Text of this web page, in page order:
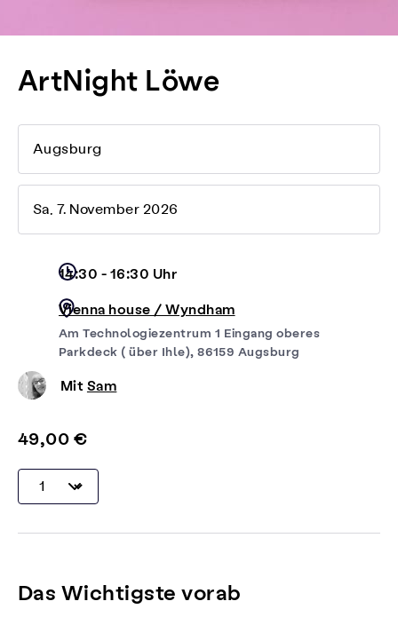
ArtNight Löwe
Augsburg
Sa, 7. November 2026
14:30 - 16:30 Uhr
Vienna house / Wyndham
Am Technologiezentrum 1 Eingang oberes
Parkdeck ( über Ihle), 86159 Augsburg
Mit Sam
49,00 €
Das Wichtigste vorab